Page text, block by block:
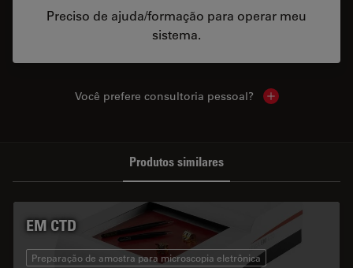
Preciso de ajuda/formação para operar meu
sistema.
Você prefere consultoria pessoal? Show local
Produtos similares
EM CTD
Preparação de amostra para microscopia eletrônica